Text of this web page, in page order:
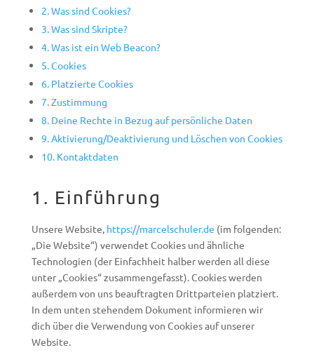
2. Was sind Cookies?
3. Was sind Skripte?
4. Was ist ein Web Beacon?
5. Cookies
6. Platzierte Cookies
7. Zustimmung
8. Deine Rechte in Bezug auf persönliche Daten
9. Aktivierung/Deaktivierung und Löschen von Cookies
10. Kontaktdaten
1. Einführung
Unsere Website, https://marcelschuler.de (im folgenden:
„Die Website“) verwendet Cookies und ähnliche
Technologien (der Einfachheit halber werden all diese
unter „Cookies“ zusammengefasst). Cookies werden
außerdem von uns beauftragten Drittparteien platziert.
In dem unten stehendem Dokument informieren wir
dich über die Verwendung von Cookies auf unserer
Website.